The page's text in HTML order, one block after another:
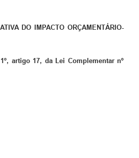
DO IMPACTO ORÇAMENTÁRIO-
artigo 17, da Lei Complementar nº